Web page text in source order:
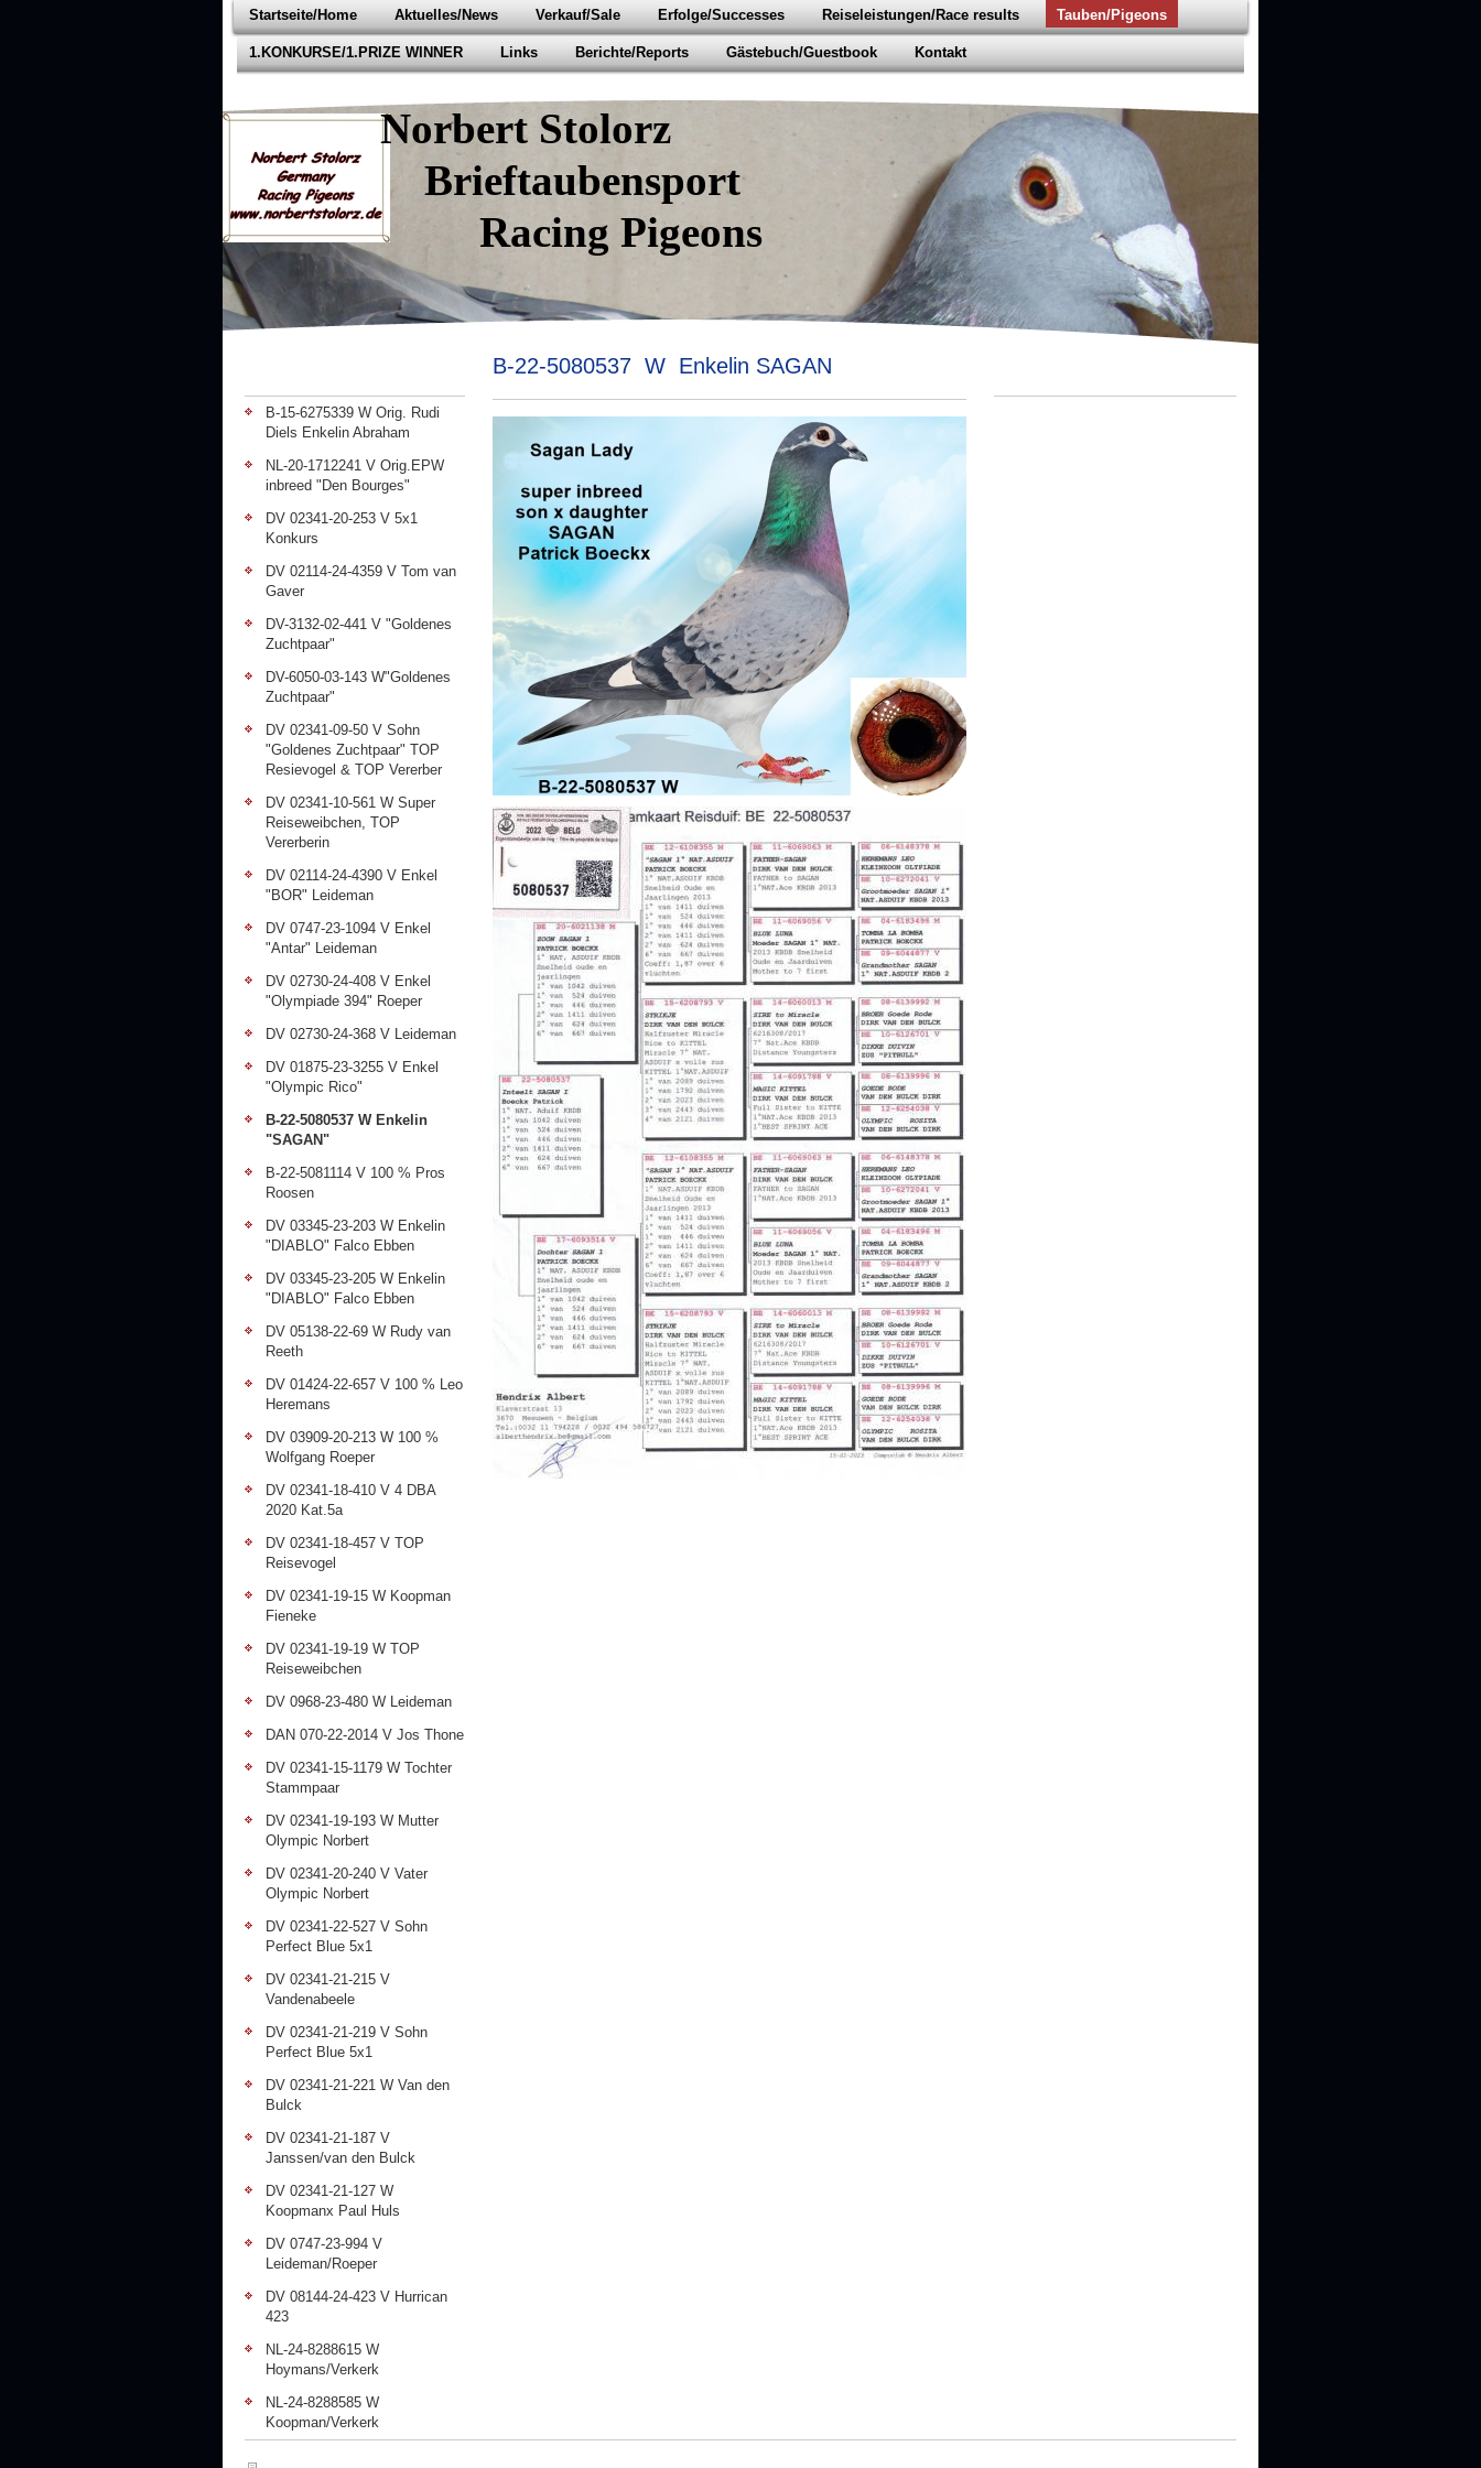
Startseite/Home Aktuelles/News Verkauf/Sale Erfolge/Successes Reiseleistungen/Race results Tauben/Pigeons
1.KONKURSE/1.PRIZE WINNER Links Berichte/Reports Gästebuch/Guestbook Kontakt
Norbert Stolorz
Brieftaubensport
Racing Pigeons
B-15-6275339 W Orig. Rudi
Diels Enkelin Abraham
NL-20-1712241 V Orig.EPW
inbreed "Den Bourges"
DV 02341-20-253 V 5x1
Konkurs
DV 02114-24-4359 V Tom van
Gaver
DV-3132-02-441 V "Goldenes
Zuchtpaar"
DV-6050-03-143 W"Goldenes
Zuchtpaar"
DV 02341-09-50 V Sohn
"Goldenes Zuchtpaar" TOP
Resievogel & TOP Vererber
DV 02341-10-561 W Super
Reiseweibchen, TOP
Vererberin
DV 02114-24-4390 V Enkel
"BOR" Leideman
DV 0747-23-1094 V Enkel
"Antar" Leideman
DV 02730-24-408 V Enkel
"Olympiade 394" Roeper
DV 02730-24-368 V Leideman
DV 01875-23-3255 V Enkel
"Olympic Rico"
B-22-5080537 W Enkelin
"SAGAN"
B-22-5081114 V 100 % Pros
Roosen
DV 03345-23-203 W Enkelin
"DIABLO" Falco Ebben
DV 03345-23-205 W Enkelin
"DIABLO" Falco Ebben
DV 05138-22-69 W Rudy van
Reeth
DV 01424-22-657 V 100 % Leo
Heremans
DV 03909-20-213 W 100 %
Wolfgang Roeper
DV 02341-18-410 V 4 DBA
2020 Kat.5a
DV 02341-18-457 V TOP
Reisevogel
DV 02341-19-15 W Koopman
Fieneke
DV 02341-19-19 W TOP
Reiseweibchen
DV 0968-23-480 W Leideman
DAN 070-22-2014 V Jos Thone
DV 02341-15-1179 W Tochter
Stammpaar
DV 02341-19-193 W Mutter
Olympic Norbert
DV 02341-20-240 V Vater
Olympic Norbert
DV 02341-22-527 V Sohn
Perfect Blue 5x1
DV 02341-21-215 V
Vandenabeele
DV 02341-21-219 V Sohn
Perfect Blue 5x1
DV 02341-21-221 W Van den
Bulck
DV 02341-21-187 V
Janssen/van den Bulck
DV 02341-21-127 W
Koopmanx Paul Huls
DV 0747-23-994 V
Leideman/Roeper
DV 08144-24-423 V Hurrican
423
NL-24-8288615 W
Hoymans/Verkerk
NL-24-8288585 W
Koopman/Verkerk
B-22-5080537 W Enkelin SAGAN